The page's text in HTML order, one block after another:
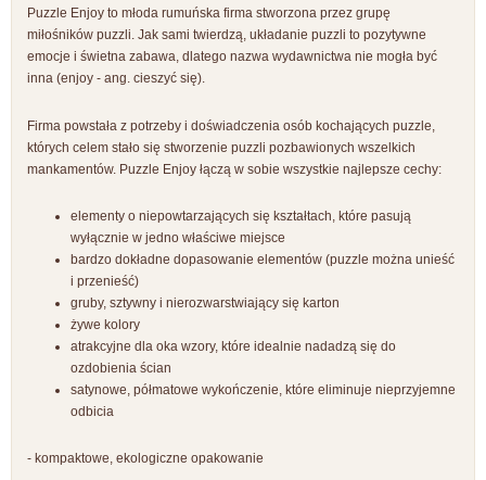
Puzzle Enjoy to młoda rumuńska firma stworzona przez grupę
miłośników puzzli. Jak sami twierdzą, układanie puzzli to pozytywne
emocje i świetna zabawa, dlatego nazwa wydawnictwa nie mogła być
inna (enjoy - ang. cieszyć się).
Firma powstała z potrzeby i doświadczenia osób kochających puzzle,
których celem stało się stworzenie puzzli pozbawionych wszelkich
mankamentów. Puzzle Enjoy łączą w sobie wszystkie najlepsze cechy:
elementy o niepowtarzających się kształtach, które pasują
wyłącznie w jedno właściwe miejsce
bardzo dokładne dopasowanie elementów (puzzle można unieść
i przenieść)
gruby, sztywny i nierozwarstwiający się karton
żywe kolory
atrakcyjne dla oka wzory, które idealnie nadadzą się do
ozdobienia ścian
satynowe, półmatowe wykończenie, które eliminuje nieprzyjemne
odbicia
- kompaktowe, ekologiczne opakowanie